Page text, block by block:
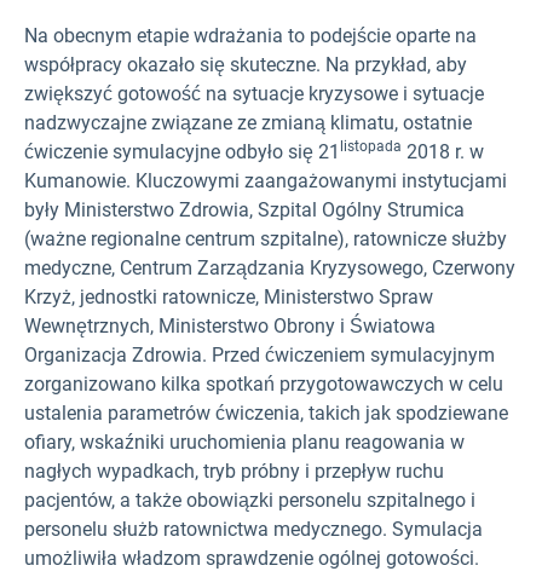
Na obecnym etapie wdrażania to podejście oparte na
współpracy okazało się skuteczne. Na przykład, aby
zwiększyć gotowość na sytuacje kryzysowe i sytuacje
nadzwyczajne związane ze zmianą klimatu, ostatnie
ćwiczenie symulacyjne odbyło się 21 listopada 2018 r. w
Kumanowie. Kluczowymi zaangażowanymi instytucjami
były Ministerstwo Zdrowia, Szpital Ogólny Strumica
(ważne regionalne centrum szpitalne), ratownicze służby
medyczne, Centrum Zarządzania Kryzysowego, Czerwony
Krzyż, jednostki ratownicze, Ministerstwo Spraw
Wewnętrznych, Ministerstwo Obrony i Światowa
Organizacja Zdrowia. Przed ćwiczeniem symulacyjnym
zorganizowano kilka spotkań przygotowawczych w celu
ustalenia parametrów ćwiczenia, takich jak spodziewane
ofiary, wskaźniki uruchomienia planu reagowania w
nagłych wypadkach, tryb próbny i przepływ ruchu
pacjentów, a także obowiązki personelu szpitalnego i
personelu służb ratownictwa medycznego. Symulacja
umożliwiła władzom sprawdzenie ogólnej gotowości.